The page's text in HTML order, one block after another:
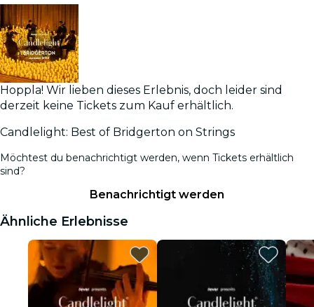
Hoppla! Wir lieben dieses Erlebnis, doch leider sind
derzeit keine Tickets zum Kauf erhältlich.
Candlelight: Best of Bridgerton on Strings
Möchtest du benachrichtigt werden, wenn Tickets erhältlich
sind?
Benachrichtigt werden
Ähnliche Erlebnisse